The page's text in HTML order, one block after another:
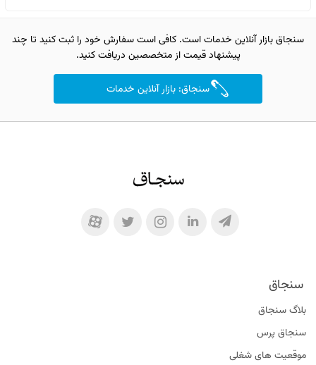
سنجاق بازار آنلاین خدمات است. کافی است سفارش خود را ثبت کنید تا چند
پیشنهاد قیمت از متخصصین دریافت کنید.
سنجاق: بازار آنلاین خدمات
سنجاق
بلاگ سنجاق
سنجاق پرس
موقعیت‌ های شغلی